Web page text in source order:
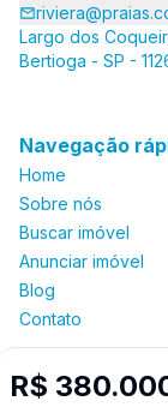
R$
Largo dos
Bertioga - SP -
Navegação
Home
Sobre nós
Buscar imóvel
Anunciar imóvel
Blog
Contato